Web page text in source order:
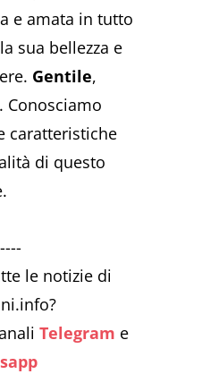
e amata in tutto
sua bellezza e
Gentile,
. Conosciamo
caratteristiche
di questo
le notizie di
Telegram e